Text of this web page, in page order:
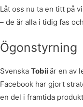
Låt oss nu ta en titt på
– de är alla i tidig fas
Ögonstyrning
Svenska Tobiiär en av
Facebook har gjort
en del i framtida